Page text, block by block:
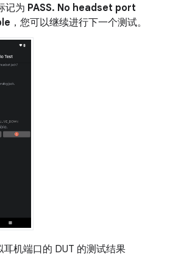
记为 PASS. No headset port
，您可以继续进行下一个测试。
耳机端口的 DUT 的测试结果